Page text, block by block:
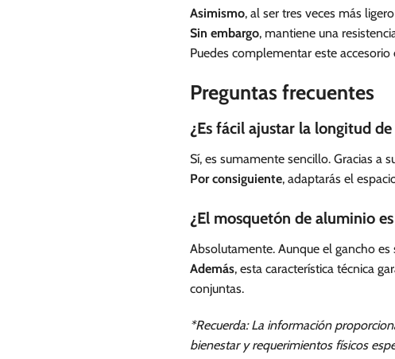
Asimismo, al ser tres veces más
Sin embargo, mantiene una
Puedes complementar este
Preguntas frecuentes
¿Es fácil ajustar la longitud
Sí, es sumamente sencillo. Gracias a
Por consiguiente, adaptarás el
¿El mosquetón de aluminio
Absolutamente. Aunque el gancho
Además, esta característica técnica
conjuntas.
*Recuerda: La información
bienestar y requerimientos físicos